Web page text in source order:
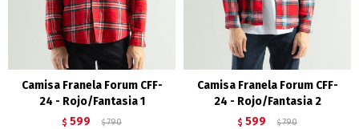
Camisa Franela Forum CFF-
24 - Rojo/Fantasia 1
$ 599 $ 790
Camisa Franela Forum CFF-
24 - Rojo/Fantasia 2
$ 599 $ 790